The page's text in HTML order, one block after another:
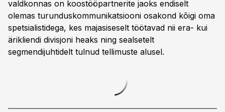
valdkonnas on koostööpartnerite jaoks endiselt
olemas turunduskommunikatsiooni osakond kõigi oma
spetsialistidega, kes majasiseselt töötavad nii era- kui
ärikliendi divisjoni heaks ning sealsetelt
segmendijuhtidelt tulnud tellimuste alusel.